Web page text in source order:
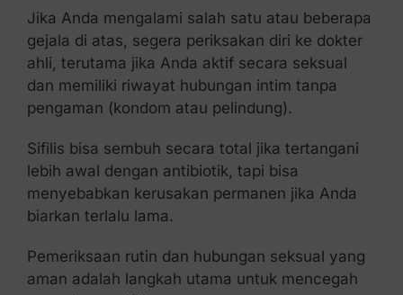
Jika Anda mengalami salah satu atau beberapa
gejala di atas, segera periksakan diri ke dokter
ahli, terutama jika Anda aktif secara seksual
dan memiliki riwayat hubungan intim tanpa
pengaman (kondom atau pelindung).
Sifilis bisa sembuh secara total jika tertangani
lebih awal dengan antibiotik, tapi bisa
menyebabkan kerusakan permanen jika Anda
biarkan terlalu lama.
Pemeriksaan rutin dan hubungan seksual yang
aman adalah langkah utama untuk mencegah